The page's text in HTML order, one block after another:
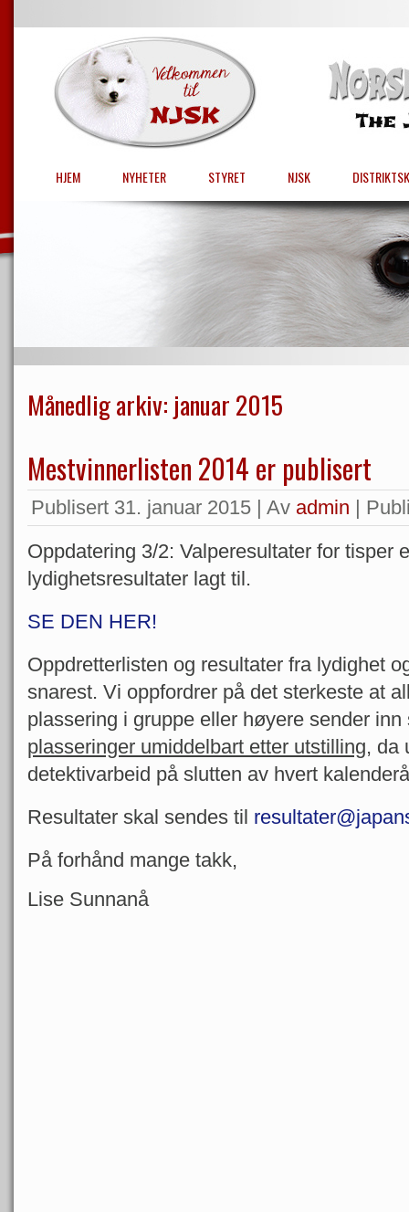
HJEM NYHETER STYRET NJSK
Månedlig arkiv: januar 2015
Mestvinnerlisten 2014 er publisert
Publisert 31. januar 2015 | Av admin |
Oppdatering 3/2: Valperesultater for tisper
lydighetsresultater lagt til.
SE DEN HER!
Oppdretterlisten og resultater fra lydighet
snarest. Vi oppfordrer på det sterkeste at
plassering i gruppe eller høyere sender
plasseringer umiddelbart etter utstilling, da
detektivarbeid på slutten av hvert
Resultater skal sendes til
På forhånd mange takk,
Lise Sunnanå